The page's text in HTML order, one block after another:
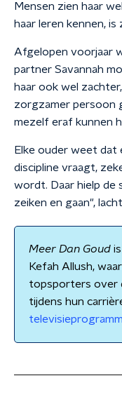
Mensen zien haar
haar leren kennen, is
Afgelopen voorjaar
partner Savannah
haar ook wel
zorgzamer persoon
mezelf eraf kunnen
Elke ouder weet dat
discipline vraagt,
wordt. Daar hielp de
zeiken en gaan",
Meer Dan Goud
Kefah Allush,
topsporters over
tijdens hun